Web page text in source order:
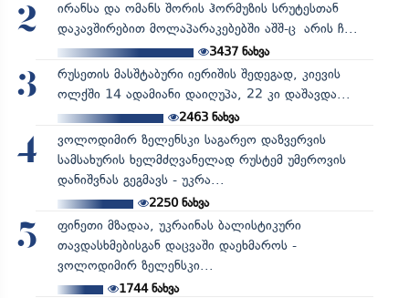
2
ირანსა და ომანს შორის ჰორმუზის სრუტესთან
დაკავშირებით მოლაპარაკებებში აშშ-ც არის ჩ...
3437ნახვა
3
რუსეთის მასშტაბური იერიშის შედეგად, კიევის
ოლქში 14 ადამიანი დაიღუპა, 22 კი დაშავდა...
2463ნახვა
4
ვოლოდიმირ ზელენსკი საგარეო დაზვერვის
სამსახურის ხელმძღვანელად რუსტემ უმეროვის
დანიშვნას გეგმავს - უკრა...
2250ნახვა
5
ფინეთი მზადაა, უკრაინას ბალისტიკური
თავდასხმებისგან დაცვაში დაეხმაროს -
ვოლოდიმირ ზელენსკი...
1744ნახვა